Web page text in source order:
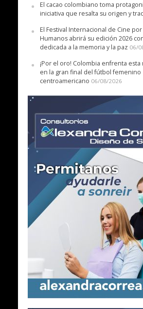
El cacao colombiano toma
iniciativa que resalta su origen y
El Festival Internacional de Cine
Humanos abrirá su edición 2026
dedicada a la memoria y la paz 06/
¡Por el oro! Colombia enfrenta
en la gran final del fútbol femenino
centroamericano 06/08/2026